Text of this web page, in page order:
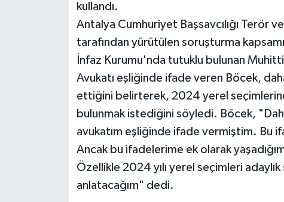
kullandı.
Antalya Cumhuriyet Başsavcılığı Terör
tarafından yürütülen soruşturma
İnfaz Kurumu'nda tutuklu bulunan
Avukatı eşliğinde ifade veren Böcek,
ettiğini belirterek, 2024 yerel
bulunmak istediğini söyledi. Böcek,
avukatım eşliğinde ifade vermiştim. Bu
Ancak bu ifadelerime ek olarak
Özellikle 2024 yılı yerel seçimleri adaylık
anlatacağım" dedi.